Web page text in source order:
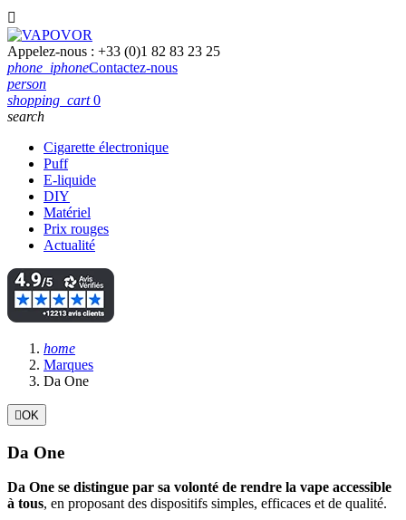

Appelez-nous : +33 (0)1 82 83 23 25
phone_iphoneContactez-nous
person
shopping_cart 0
search
Cigarette électronique
Puff
E-liquide
DIY
Matériel
Prix rouges
Actualité
home
Marques
Da One
Filtres:
Effacer les filtres
Catégories
Matériel
Cartouches POD
OK
Da One
Da One se distingue par sa volonté de rendre la vape accessible
à tous, en proposant des dispositifs simples, efficaces et de qualité.